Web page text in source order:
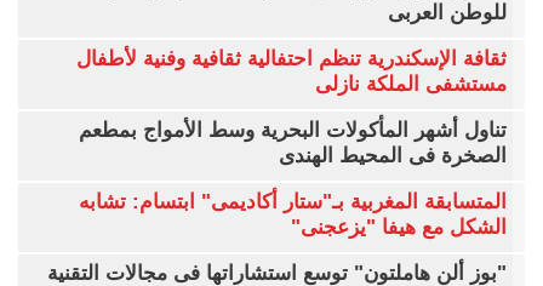
للوطن العربى
ثقافة الإسكندرية تنظم احتفالية ثقافية وفنية لأطفال
مستشفى الملكة نازلى
تناول أشهر المأكولات البحرية وسط الأمواج بمطعم
الصخرة فى المحيط الهندى
المتسابقة المغربية بـ"ستار أكاديمى" ابتسام: تشابه
الشكل مع هيفا "يزعجنى"
"بوز ألن هاملتون" توسع استشاراتها فى مجالات التقنية